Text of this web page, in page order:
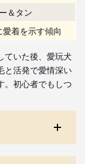
＆タン
着を示す傾向
ていた後、愛玩犬
と活発で愛情深い
。初心者でもしつ